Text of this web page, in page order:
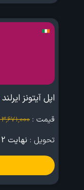
اپل آیتونز ایرلند
قیمت : 3,671,000
تحویل : نهایت 2 ساعت